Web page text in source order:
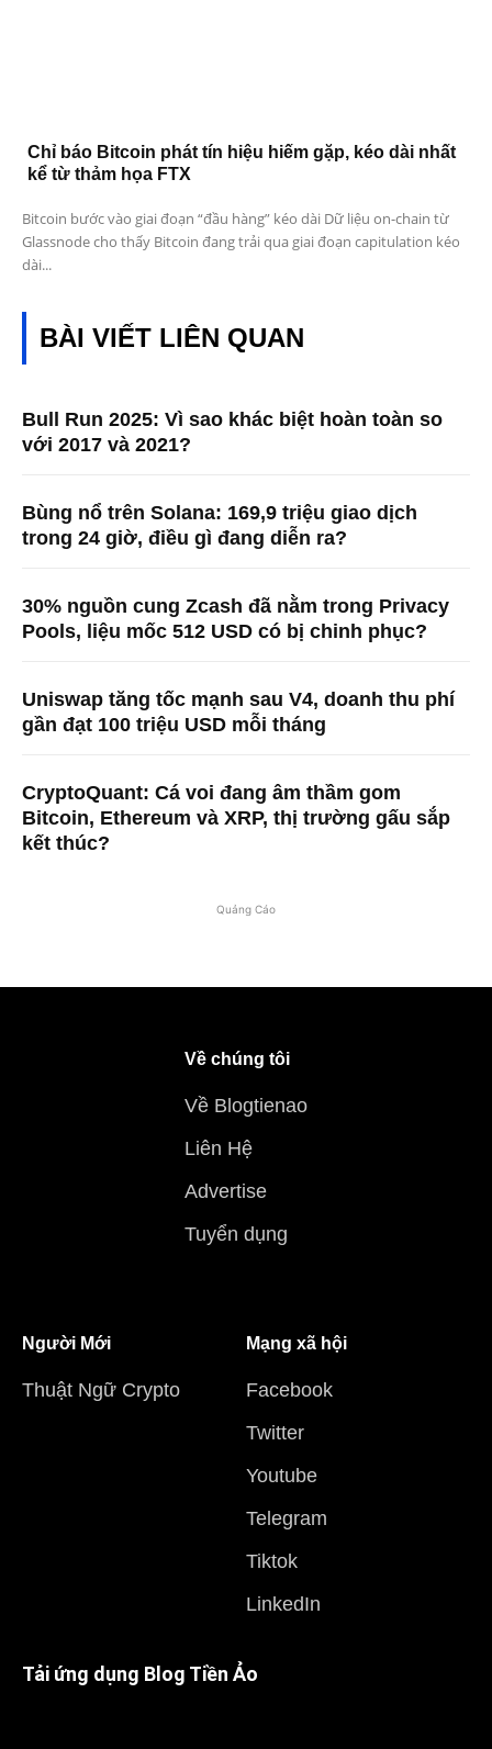
Chỉ báo Bitcoin phát tín hiệu hiếm gặp, kéo dài nhất
kể từ thảm họa FTX
Bitcoin bước vào giai đoạn “đầu hàng” kéo dài Dữ liệu on-chain từ
Glassnode cho thấy Bitcoin đang trải qua giai đoạn capitulation kéo
dài...
BÀI VIẾT LIÊN QUAN
Bull Run 2025: Vì sao khác biệt hoàn toàn so
với 2017 và 2021?
Bùng nổ trên Solana: 169,9 triệu giao dịch
trong 24 giờ, điều gì đang diễn ra?
30% nguồn cung Zcash đã nằm trong Privacy
Pools, liệu mốc 512 USD có bị chinh phục?
Uniswap tăng tốc mạnh sau V4, doanh thu phí
gần đạt 100 triệu USD mỗi tháng
CryptoQuant: Cá voi đang âm thầm gom
Bitcoin, Ethereum và XRP, thị trường gấu sắp
kết thúc?
Quảng Cáo
Về chúng tôi
Về Blogtienao
Liên Hệ
Advertise
Tuyển dụng
Người Mới
Thuật Ngữ Crypto
Mạng xã hội
Facebook
Twitter
Youtube
Telegram
Tiktok
LinkedIn
Tải ứng dụng Blog Tiền Ảo